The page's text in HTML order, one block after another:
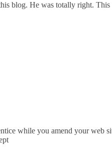
blog. He was totally right.
while you amend your web